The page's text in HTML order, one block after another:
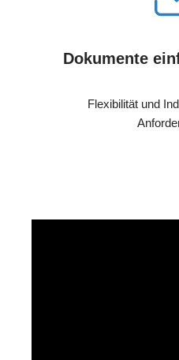
Dokumente
Flexibilität und